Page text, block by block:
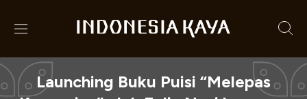
Launching Buku Puisi “Melepas